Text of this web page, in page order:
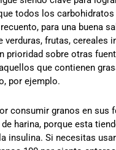
todos los carbohidratos
para una buena
verduras, frutas, cereales
prioridad sobre otras
que contienen
por ejemplo.
consumir granos en sus
harina, porque esta
insulina. Si necesitas